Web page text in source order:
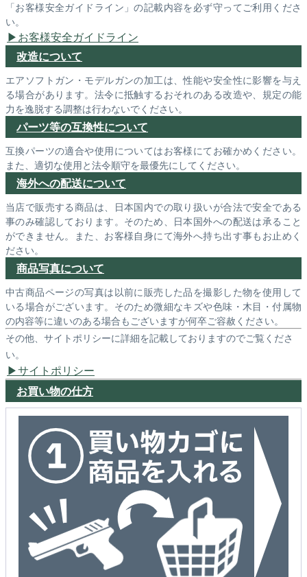
「お客様安全ガイドライン」の記載内容を必ず守ってご利用くださ
い。
お客様安全ガイドライン
改造について
エアソフトガン・モデルガンの加工は、性能や安全性に影響を与え
る場合があります。法令に抵触するおそれのある改造や、規定の能
力を逸脱する調整は行わないでください。
パーツ等の互換性について
互換パーツの適合や使用についてはお客様にてお確かめください。
また、適切な使用と法令順守を最優先にしてください。
海外への配送について
当店で販売する商品は、日本国内での取り扱いが合法で安全である
事のみ確認しております。そのため、日本国外への配送は承ること
ができません。また、お客様自身にて海外へ持ち出す事もお止めく
ださい。
商品写真について
中古商品ページの写真は以前に販売した品を撮影した物を使用して
いる場合がございます。そのため微細なキズや色味・木目・付属物
の内容等に違いのある場合もございますが何卒ご容赦ください。
その他、サイトポリシーに詳細を記載しておりますのでご覧くださ
い。
サイトポリシー
お買い物の仕方